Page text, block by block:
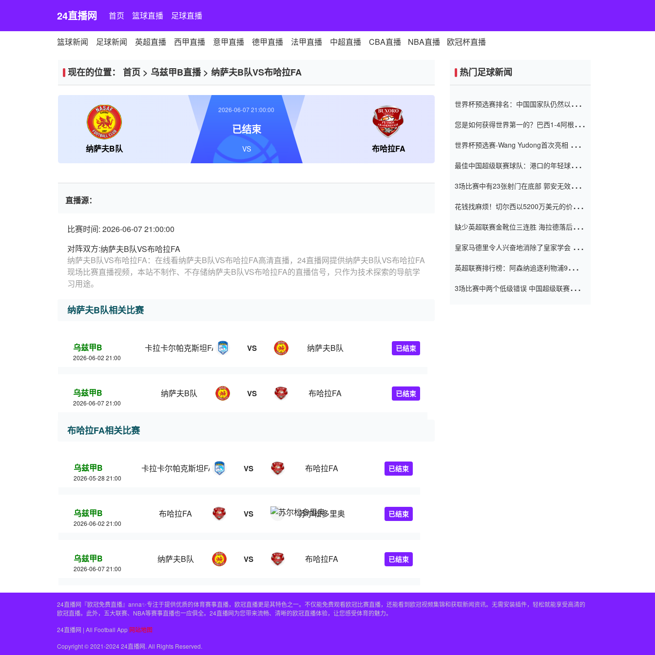
24直播网 首页 篮球直播 足球直播
篮球新闻 足球新闻 英超直播 西甲直播 意甲直播 德甲直播 法甲直播 中超直播 CBA直播 NBA直播 欧冠杯直播
现在的位置： 首页 > 乌兹甲B直播> 纳萨夫B队VS布哈拉FA
纳萨夫B队 布哈拉FA
2026-06-07 21:00:00
已结束
VS
直播源：
比赛时间: 2026-06-07 21:00:00
对阵双方:纳萨夫B队VS布哈拉FA
纳萨夫B队VS布哈拉FA：在线看纳萨夫B队VS布哈拉FA高清直播，24直播网提供纳萨夫B队VS布哈拉FA
现场比赛直播视频，本站不制作、不存储纳萨夫B队VS布哈拉FA的直播信号，只作为技术探索的导航学
习用途。
纳萨夫B队相关比赛
乌兹甲B
2026-06-02 21:00
卡拉卡尔帕克斯坦FA VS 纳萨夫B队 已结束
乌兹甲B
2026-06-07 21:00
纳萨夫B队 VS 布哈拉FA 已结束
布哈拉FA相关比赛
乌兹甲B
2026-05-28 21:00
卡拉卡尔帕克斯坦FA VS 布哈拉FA 已结束
乌兹甲B
2026-06-02 21:00
布哈拉FA VS 苏尔松多里奥 已结束
乌兹甲B
2026-06-07 21:00
纳萨夫B队 VS 布哈拉FA 已结束
热门足球新闻
世界杯预选赛排名：中国国家队仍然以6分
您是如何获得世界第一的？巴西1-4阿根
世界杯预选赛-Wang Yudong首次亮相 中国
最佳中国超级联赛球队：港口的年轻球员在
（Taishan）
3场比赛中有23张射门在底部 郭安无效传球
花钱找麻烦！切尔西以5200万美元的价格
窗口
缺少英超联赛金靴位三连胜 海拉德落后6球
皇家马德里令人兴奋地消除了皇家学会 安
英超联赛排行榜：阿森纳追逐利物浦9分 曼
3场比赛中两个低级错误 中国超级联赛的前
24直播网『欧冠免费直播』anna✨专注于提供优质的体育赛事直播，欧冠直播更是其特色之一。不仅能免费观看欧冠比赛直播，还能看到欧冠视频集锦和获取新闻资讯。无需安装插件，轻松就能享受高清的
欧冠直播。此外，五大联赛、NBA等赛事直播也一应俱全。24直播网为您带来流畅、清晰的欧冠直播体验，让您感受体育的魅力。
24直播网 | All Football App 网站地图
Copyright © 2021-2024 24直播网. All Rights Reserved.